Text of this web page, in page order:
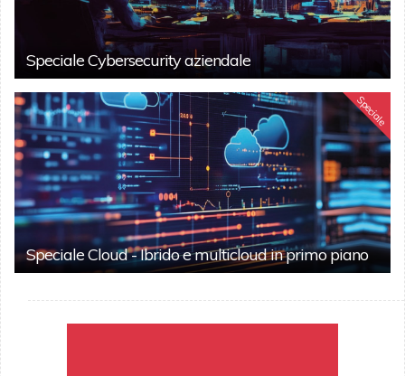
Speciale Cybersecurity aziendale
Speciale
Speciale Cloud - Ibrido e multicloud in primo piano